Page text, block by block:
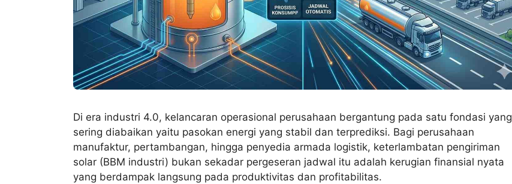
Di era industri 4.0, kelancaran operasional perusahaan bergantung pada satu fondasi yang
sering diabaikan yaitu pasokan energi yang stabil dan terprediksi. Bagi perusahaan
manufaktur, pertambangan, hingga penyedia armada logistik, keterlambatan pengiriman
solar (BBM industri) bukan sekadar pergeseran jadwal itu adalah kerugian finansial nyata
yang berdampak langsung pada produktivitas dan profitabilitas.